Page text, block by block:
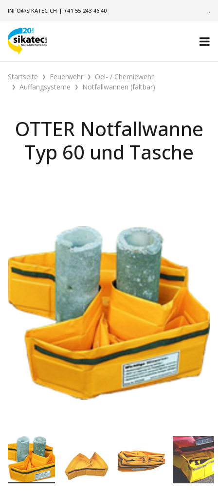
INFO@SIKATEC.CH |+41 55 243 46 40 .
Startseite Feuerwehr
Oel- / Chemiewehr
Auffangsysteme
Notfallwannen (faltbar)
OTTER Notfallwanne
Typ 60 und Tasche